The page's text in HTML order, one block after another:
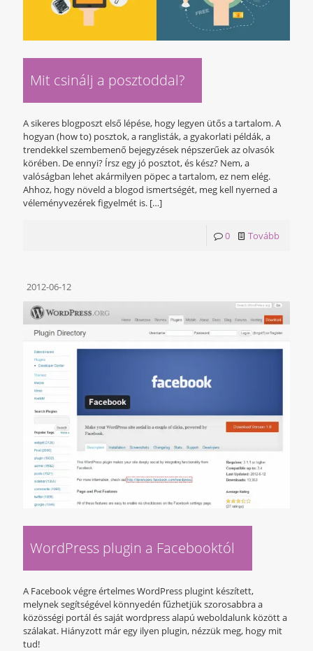
Mit csinálj a posztoddal?
A sikeres blogposzt első lépése, hogy legyen ütős a tartalom. A
hogyan (how to) posztok, a ranglisták, a gyakorlati példák, a
trendekkel szembemenő bejegyzések népszerűek az olvasók
körében. De ennyi? Írsz egy jó posztot, és kész? Nem, a
valóságban lehet akármilyen pöpec a tartalom, ez nem elég.
Ahhoz, hogy növeld a blogod ismertségét, meg kell nyerned a
véleményvezérek figyelmét is. […]
0 Tovább
2012-06-12
WordPress plugin a Facebooktól
A Facebook végre értelmes WordPress plugint készített,
melynek segítségével könnyedén fűzhetjük szorosabbra a
közösségi portál és saját wordpress alapú weboldalunk között a
szálakat. Hiányzott már egy ilyen plugin, nézzük meg, hogy mit
tud!